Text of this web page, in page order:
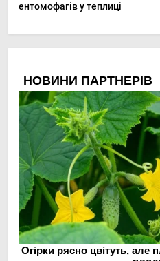
ентомофагів у теплиці